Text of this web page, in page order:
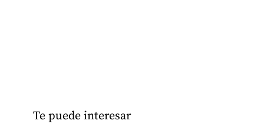
Te puede interesar